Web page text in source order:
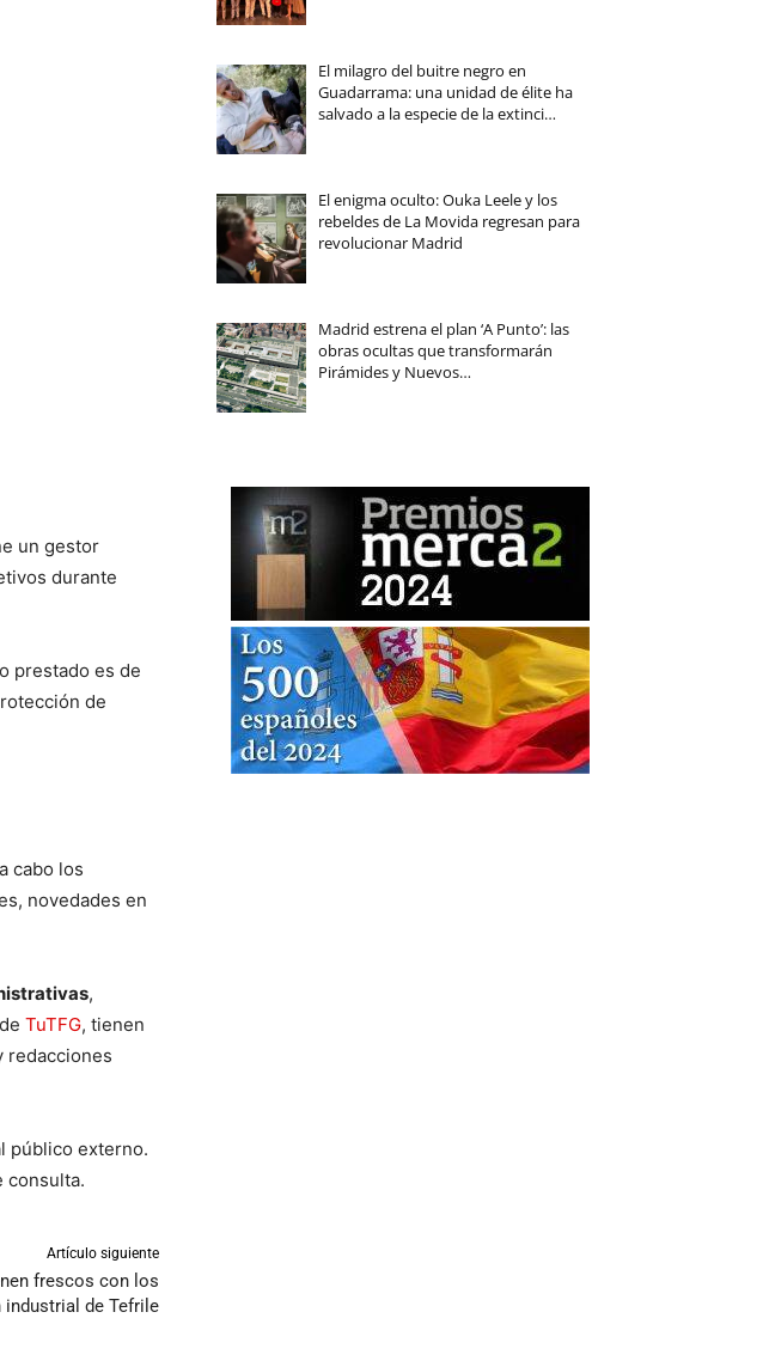
un gestor
durante
prestado es de
de
cabo los
novedades en
,
TuTFG, tienen
redacciones
público externo.
consulta.
Artículo siguiente
frescos con los
de Tefrile
El milagro del buitre negro en
Guadarrama: una unidad de élite ha
salvado a la especie de la extinci…
El enigma oculto: Ouka Leele y los
rebeldes de La Movida regresan para
revolucionar Madrid
Madrid estrena el plan ‘A Punto’: las
obras ocultas que transformarán
Pirámides y Nuevos…